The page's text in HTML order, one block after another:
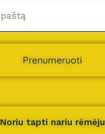
Prenumeruoti
Noriu tapti nariu rėmėju